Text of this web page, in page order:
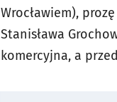
Wrocławiem),
Stanisława
komercyjna, a